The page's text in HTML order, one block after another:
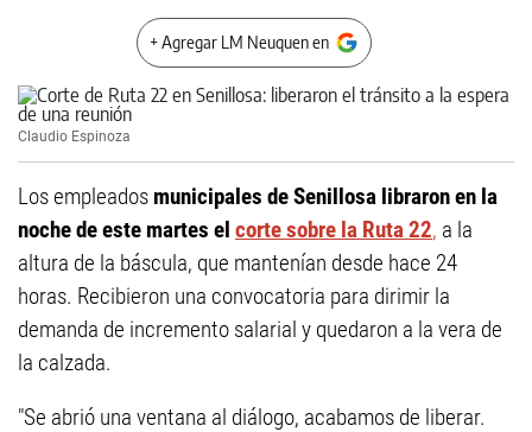
+ Agregar LM Neuquen en
Claudio Espinoza
Los empleados municipales de Senillosa libraron en la
noche de este martes el corte sobre la Ruta 22, a la
altura de la báscula, que mantenían desde hace 24
horas. Recibieron una convocatoria para dirimir la
demanda de incremento salarial y quedaron a la vera de
la calzada.
"Se abrió una ventana al diálogo, acabamos de liberar.